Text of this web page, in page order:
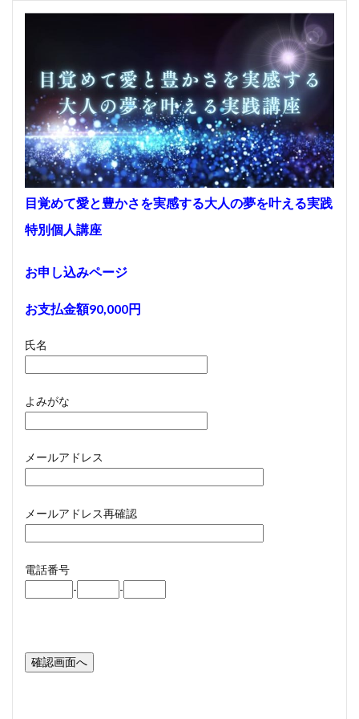
目覚めて愛と豊かさを実感する大人の夢を叶える実践
特別個人講座
お申し込みページ
お支払金額90,000円
氏名
よみがな
メールアドレス
メールアドレス再確認
電話番号
-
-